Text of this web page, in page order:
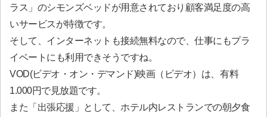
ラス」のシモンズベッドが用意されており顧客満足度の高
いサービスが特徴です。
そして、インターネットも接続無料なので、仕事にもプラ
イベートにも利用できそうですね。
VOD(ビデオ・オン・デマンド)映画（ビデオ）は、有料
1.000円で見放題です。
また「出張応援」として、ホテル内レストランでの朝夕食